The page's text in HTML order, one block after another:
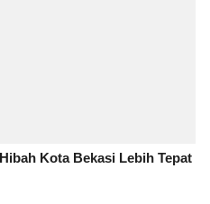
Kota Bekasi Lebih Tepat